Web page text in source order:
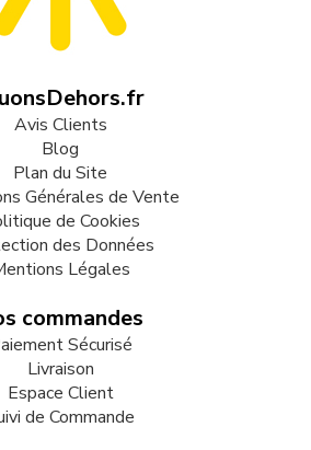
Avis Clients
Blog
Plan du Site
Générales de Vente
de Cookies
des Données
Légales
commandes
Sécurisé
Livraison
Espace Client
de Commande